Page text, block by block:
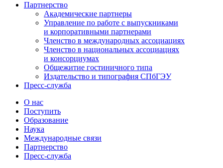
Партнерство
Академические партнеры
Управление по работе с выпускниками
и корпоративными партнерами
Членство в международных ассоциациях
Членство в национальных ассоциациях
и консорциумах
Общежитие гостиничного типа
Издательство и типография СПбГЭУ
Пресс-служба
О нас
Поступить
Образование
Наука
Международные связи
Партнерство
Пресс-служба